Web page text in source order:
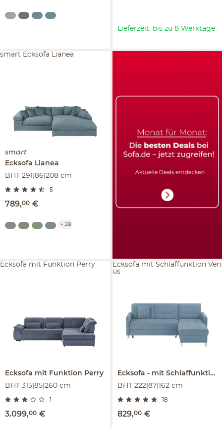
Lieferzeit: bis zu 8 Werktage
smart
Ecksofa Lianea
BHT 291|86|208 cm
5
789,00 €
smart Ecksofa Lianea
+ 28
Ecksofa mit Funktion Perry
BHT 315|85|260 cm
1
3.099,00 €
Ecksofa mit Funktion Perry
Ecksofa
mit Schlaffunktion
BHT 222|87|162 cm
18
829,00 €
Ecksofa mit Schlaffunktion Ven
us